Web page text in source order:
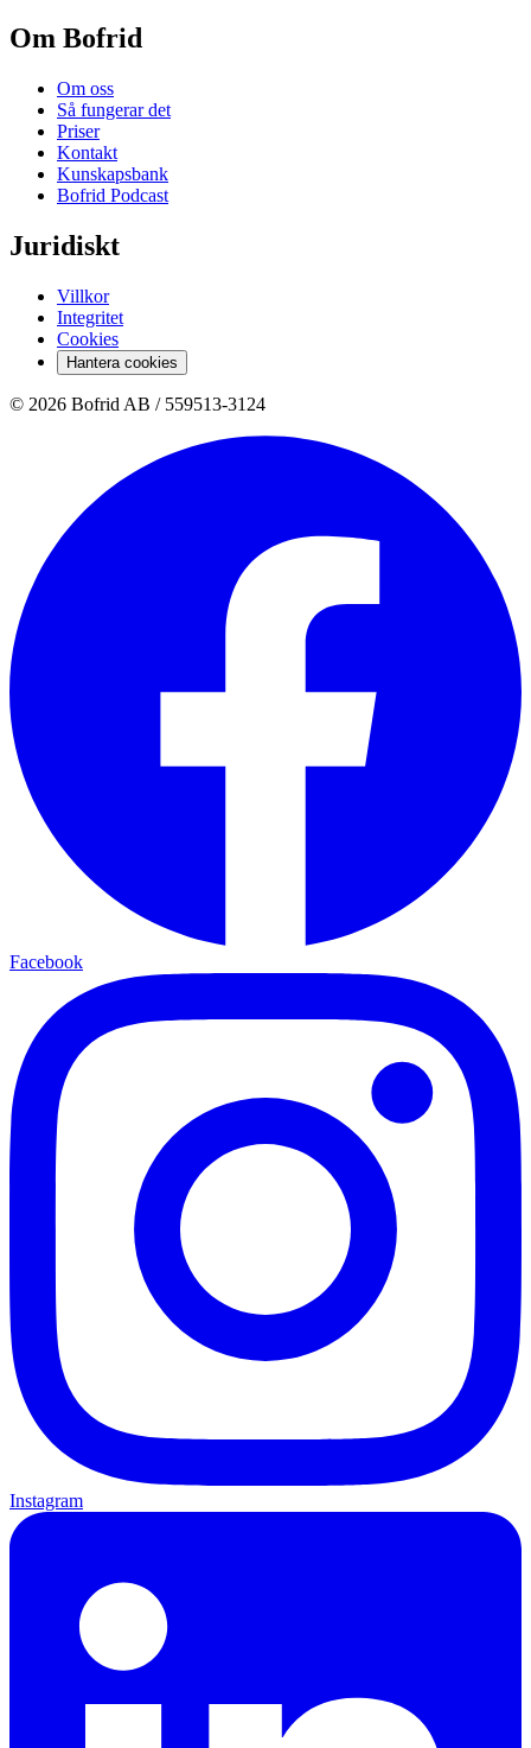
Om Bofrid
Om oss
Så fungerar det
Priser
Kontakt
Kunskapsbank
Bofrid Podcast
Juridiskt
Villkor
Integritet
Cookies
Hantera cookies
© 2026 Bofrid AB / 559513-3124
Facebook
Instagram